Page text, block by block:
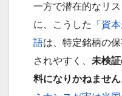
一方で潜在的なリ
に、こうした
「資
語は、特定銘柄の
されやすく、 未検
料になりかねません